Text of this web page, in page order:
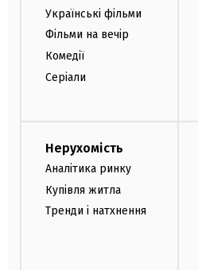
Українські фільми
Фільми на вечір
Комедії
Серіали
Нерухомість
Аналітика ринку
Купівля житла
Тренди і натхнення